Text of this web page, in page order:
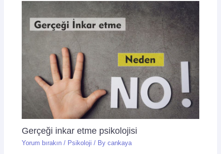
Gerçeği inkar etme psikolojisi
Yorum bırakın / Psikoloji / Bycankaya